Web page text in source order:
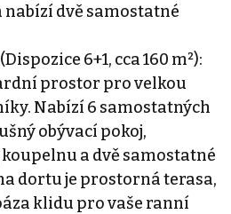
dvě samostatné
6+1, cca 160 m²):
prostor pro velkou
Nabízí 6 samostatných
obývací pokoj,
a dvě samostatné
dortu je prostorná terasa,
klidu pro vaše ranní